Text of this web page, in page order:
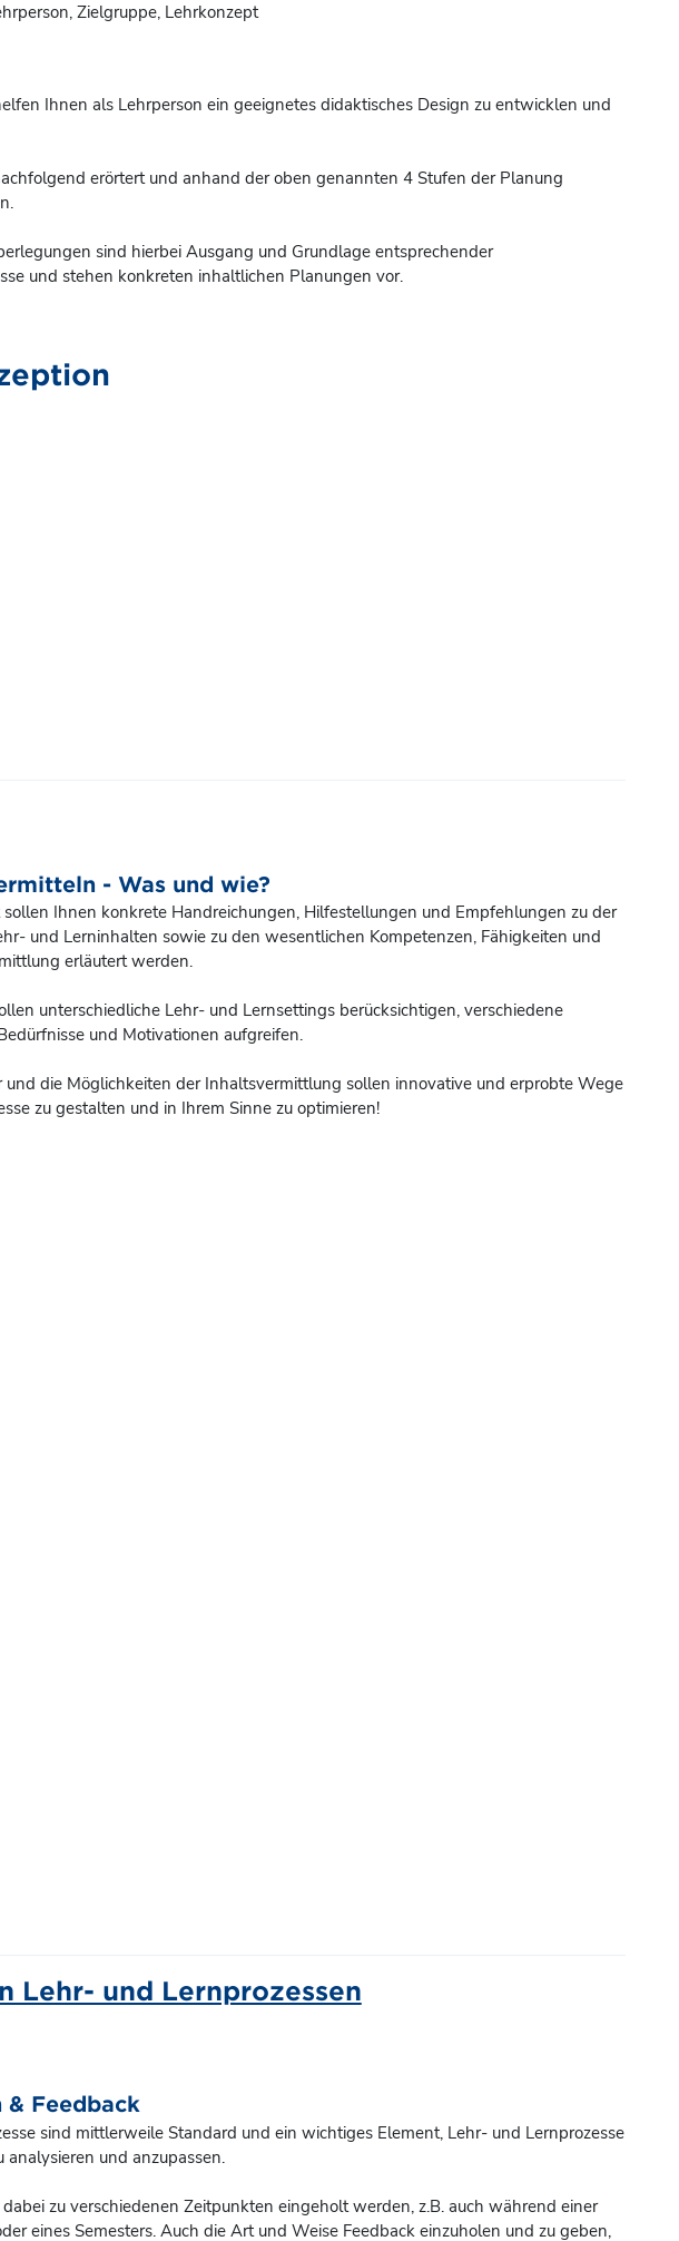
Zielgruppe, Lehrkonzept
Ihnen als Lehrperson ein geeignetes didaktisches Design zu entwicklen und
erörtert und anhand der oben genannten 4 Stufen der Planung
sind hierbei Ausgang und Grundlage entsprechender
und stehen konkreten inhaltlichen Planungen vor.
- Was und wie?
Ihnen konkrete Handreichungen, Hilfestellungen und Empfehlungen zu der
und Lerninhalten sowie zu den wesentlichen Kompetenzen, Fähigkeiten und
erläutert werden.
unterschiedliche Lehr- und Lernsettings berücksichtigen, verschiedene
und Motivationen aufgreifen.
und die Möglichkeiten der Inhaltsvermittlung sollen innovative und erprobte Wege
zu gestalten und in Ihrem Sinne zu optimieren!
Lehr- und Lernprozessen
& Feedback
sind mittlerweile Standard und ein wichtiges Element, Lehr- und Lernprozesse
analysieren und anzupassen.
zu verschiedenen Zeitpunkten eingeholt werden, z.B. auch während einer
eines Semesters. Auch die Art und Weise Feedback einzuholen und zu geben,